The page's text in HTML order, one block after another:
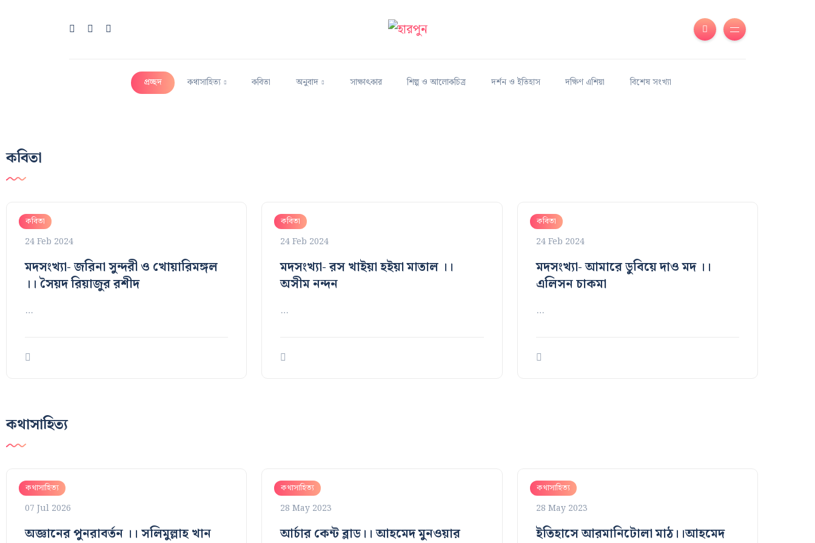
প্রচ্ছদ কথাসাহিত্য কবিতা অনুবাদ সাক্ষাৎকার শিল্প ও আলোকচিত্র দর্শন ও ইতিহাস দক্ষিণ এশিয়া বিশেষ সংখ্যা
কবিতা
কবিতা
24 Feb 2024
মদসংখ্যা- জরিনা সুন্দরী ও খোয়ারিমঙ্গল
।। সৈয়দ রিয়াজুর রশীদ
…
কবিতা
24 Feb 2024
মদসংখ্যা- রস খাইয়া হইয়া মাতাল ।।
‌‌অসীম নন্দন
…
কবিতা
24 Feb 2024
মদসংখ্যা- আমারে ডুবিয়ে দাও মদ ।।
এলিসন চাকমা
…
কথাসাহিত্য
কথাসাহিত্য
07 Jul 2026
অজ্ঞানের পুনরাবর্তন ।। সলিমুল্লাহ খান
কথাসাহিত্য
28 May 2023
আর্চার কেন্ট ব্লাড।। আহমেদ মুনওয়ার
কথাসাহিত্য
28 May 2023
ইতিহাসে আরমানিটোলা মাঠ।।আহমেদ